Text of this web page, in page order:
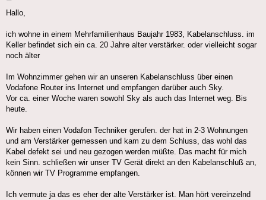
Hallo,
ich wohne in einem Mehrfamilienhaus Baujahr 1983, Kabelanschluss. im
Keller befindet sich ein ca. 20 Jahre alter verstärker. oder vielleicht sogar
noch älter
Im Wohnzimmer gehen wir an unseren Kabelanschluss über einen
Vodafone Router ins Internet und empfangen darüber auch Sky.
Vor ca. einer Woche waren sowohl Sky als auch das Internet weg. Bis
heute.
Wir haben einen Vodafon Techniker gerufen. der hat in 2-3 Wohnungen
und am Verstärker gemessen und kam zu dem Schluss, das wohl das
Kabel defekt sei und neu gezogen werden müßte. Das macht für mich
kein Sinn. schließen wir unser TV Gerät direkt an den Kabelanschluß an,
können wir TV Programme empfangen.
Ich vermute ja das es eher der alte Verstärker ist. Man hört vereinzelnd